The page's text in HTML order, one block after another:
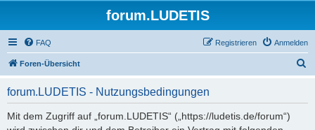
forum.LUDETIS
FAQ Anmelden
Registrieren
Foren-Übersicht
forum.LUDETIS - Nutzungsbedingungen
Mit dem Zugriff auf „forum.LUDETIS“ („https://ludetis.de/forum“)